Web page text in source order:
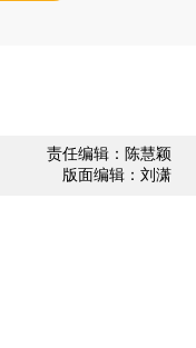
责任编辑：陈慧颖
版面编辑：刘潇